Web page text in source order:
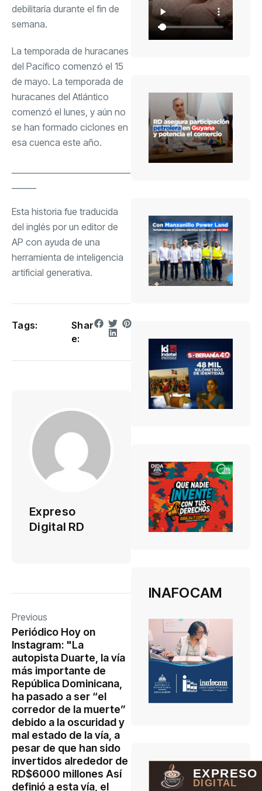
debilitaría durante el fin de
semana.
La temporada de huracanes
del Pacífico comenzó el 15
de mayo. La temporada de
huracanes del Atlántico
comenzó el lunes, y aún no
se han formado ciclones en
esa cuenca este año.
Esta historia fue traducida
del inglés por un editor de
AP con ayuda de una
herramienta de inteligencia
artificial generativa.
Tags:
Shar
e:
Expreso
Digital RD
Previous
Periódico Hoy on
Instagram: "La
autopista Duarte, la vía
más importante de
República Dominicana,
ha pasado a ser “el
corredor de la muerte”
debido a la oscuridad y
mal estado de la vía, a
pesar de que han sido
invertidos alrededor de
RD$6000 millones Así
definió a esta vía, el
INAFOCAM
EXPRESO
DIGITAL